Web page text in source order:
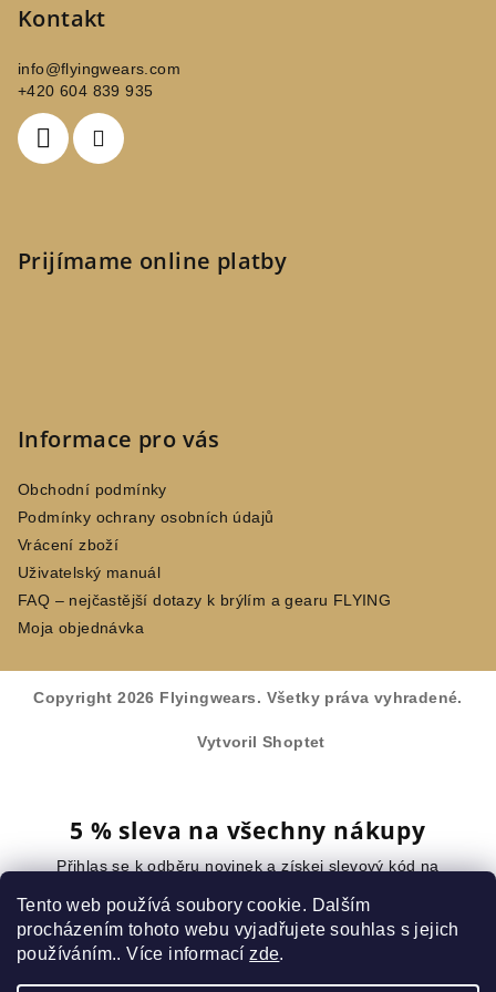
Tento web používá soubory cookie. Dalším
procházením tohoto webu vyjadřujete souhlas s jejich
používáním.. Více informacízde.
Kontakt
info@flyingwears.com
+420 604 839 935
Prijímame online platby
Informace pro vás
Obchodní podmínky
Podmínky ochrany osobních údajů
Vrácení zboží
Uživatelský manuál
FAQ – nejčastější dotazy k brýlím a gearu FLYING
Moja objednávka
Copyright 2026 Flyingwears. Všetky práva vyhradené.
Vytvoril Shoptet
5 % sleva na všechny nákupy
Přihlas se k odběru novinek a získej slevový kód na